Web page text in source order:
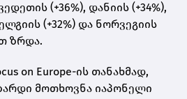
(+36%), დანიის (+34%),
(+32%) და ნორვეგიის
ზრდა.
on Europe-ის თანახმად,
მოთხოვნა იაპონელი